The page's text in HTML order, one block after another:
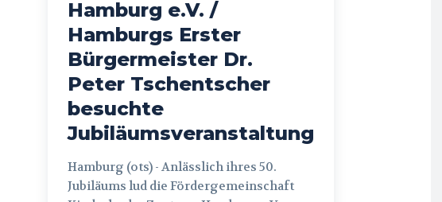
Hamburg e.V. /
Hamburgs Erster
Bürgermeister Dr.
Peter Tschentscher
besuchte
Jubiläumsveranstaltung
Hamburg (ots) - Anlässlich ihres 50.
Jubiläums lud die Fördergemeinschaft